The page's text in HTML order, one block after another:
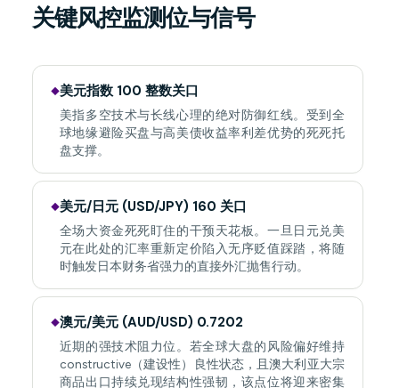
关键风控监测位与信号
◆美元指数 100 整数关口
美指多空技术与长线心理的绝对防御红线。受到全
球地缘避险买盘与高美债收益率利差优势的死死托
盘支撑。
◆美元/日元 (USD/JPY) 160 关口
全场大资金死死盯住的干预天花板。一旦日元兑美
元在此处的汇率重新定价陷入无序贬值踩踏，将随
时触发日本财务省强力的直接外汇抛售行动。
◆澳元/美元 (AUD/USD) 0.7202
近期的强技术阻力位。若全球大盘的风险偏好维持
constructive（建设性）良性状态，且澳大利亚大宗
商品出口持续兑现结构性强韧，该点位将迎来密集